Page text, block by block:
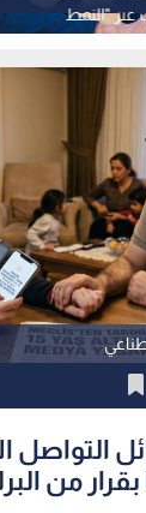
عبر "النمط
التواصل